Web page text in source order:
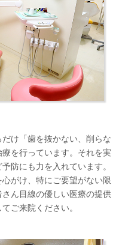
け「歯を抜かない、削らな
を行っています。それを実
防にも力を入れています。
がけ、特にご要望がない限
ん目線の優しい医療の提供
ご来院ください。